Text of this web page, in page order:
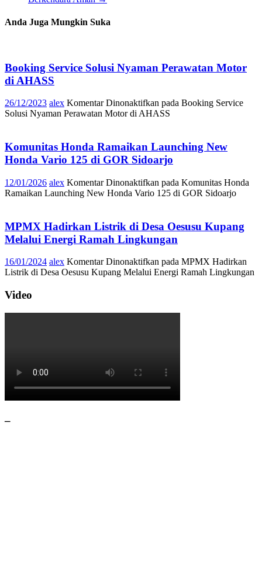
Anda Juga Mungkin Suka
Booking Service Solusi Nyaman Perawatan Motor
di AHASS
26/12/2023 alex Komentar Dinonaktifkan pada Booking Service
Solusi Nyaman Perawatan Motor di AHASS
Komunitas Honda Ramaikan Launching New
Honda Vario 125 di GOR Sidoarjo
12/01/2026 alex Komentar Dinonaktifkan pada Komunitas Honda
Ramaikan Launching New Honda Vario 125 di GOR Sidoarjo
MPMX Hadirkan Listrik di Desa Oesusu Kupang
Melalui Energi Ramah Lingkungan
16/01/2024 alex Komentar Dinonaktifkan pada MPMX Hadirkan
Listrik di Desa Oesusu Kupang Melalui Energi Ramah Lingkungan
Video
–